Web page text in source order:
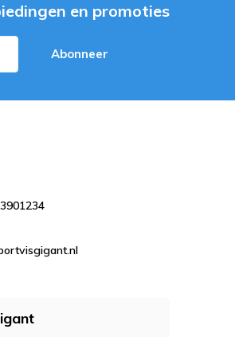
en promoties
Abonneer